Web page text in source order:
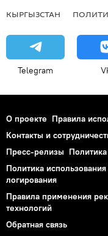
КЫРГЫЗСТАН
Telegram
О проекте Правила
Контакты и
Пресс-релизы
Политика
логирования
Правила применения
технологий
Обратная связь